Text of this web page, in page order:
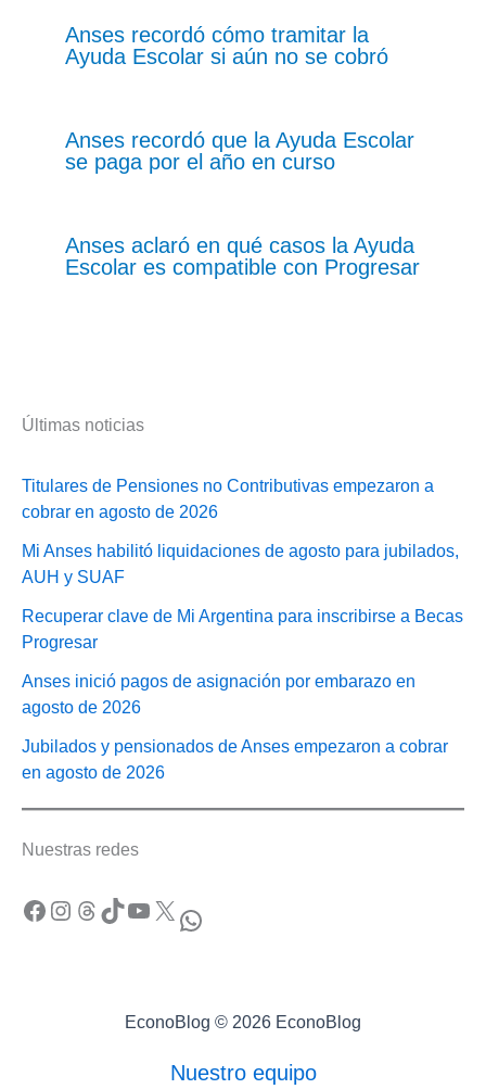
Anses recordó cómo tramitar la
Ayuda Escolar si aún no se cobró
Anses recordó que la Ayuda Escolar
se paga por el año en curso
Anses aclaró en qué casos la Ayuda
Escolar es compatible con Progresar
Últimas noticias
Titulares de Pensiones no Contributivas empezaron a
cobrar en agosto de 2026
Mi Anses habilitó liquidaciones de agosto para jubilados,
AUH y SUAF
Recuperar clave de Mi Argentina para inscribirse a Becas
Progresar
Anses inició pagos de asignación por embarazo en
agosto de 2026
Jubilados y pensionados de Anses empezaron a cobrar
en agosto de 2026
Nuestras redes
Facebook Instagram Threads TikTok YouTube X WhatsApp
EconoBlog © 2026 EconoBlog
Nuestro equipo